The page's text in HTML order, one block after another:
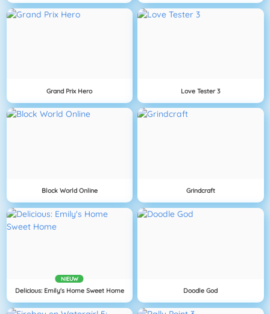
Grand Prix Hero Love Tester 3
Block World Online Grindcraft
NIEUW
Delicious: Emily's Home Sweet Home Doodle God